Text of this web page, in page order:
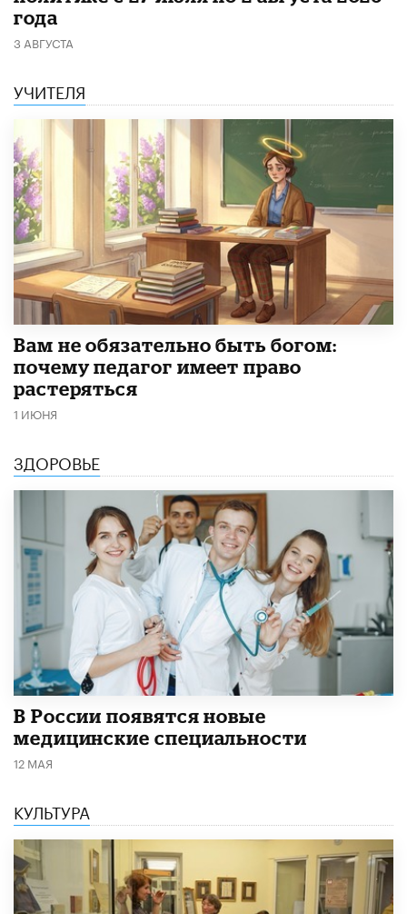
года
3 АВГУСТА
УЧИТЕЛЯ
​Вам не обязательно быть богом:
почему педагог имеет право
растеряться
1 ИЮНЯ
ЗДОРОВЬЕ
В России появятся новые
медицинские специальности
12 МАЯ
КУЛЬТУРА